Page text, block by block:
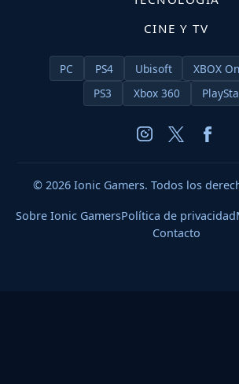
CINE Y TV
PC PS4 Ubisoft XBOX
PS3
Xbox 360
© 2026 Ionic Gamers. Todos los
Sobre Ionic GamersPolítica de privacidad
Contacto